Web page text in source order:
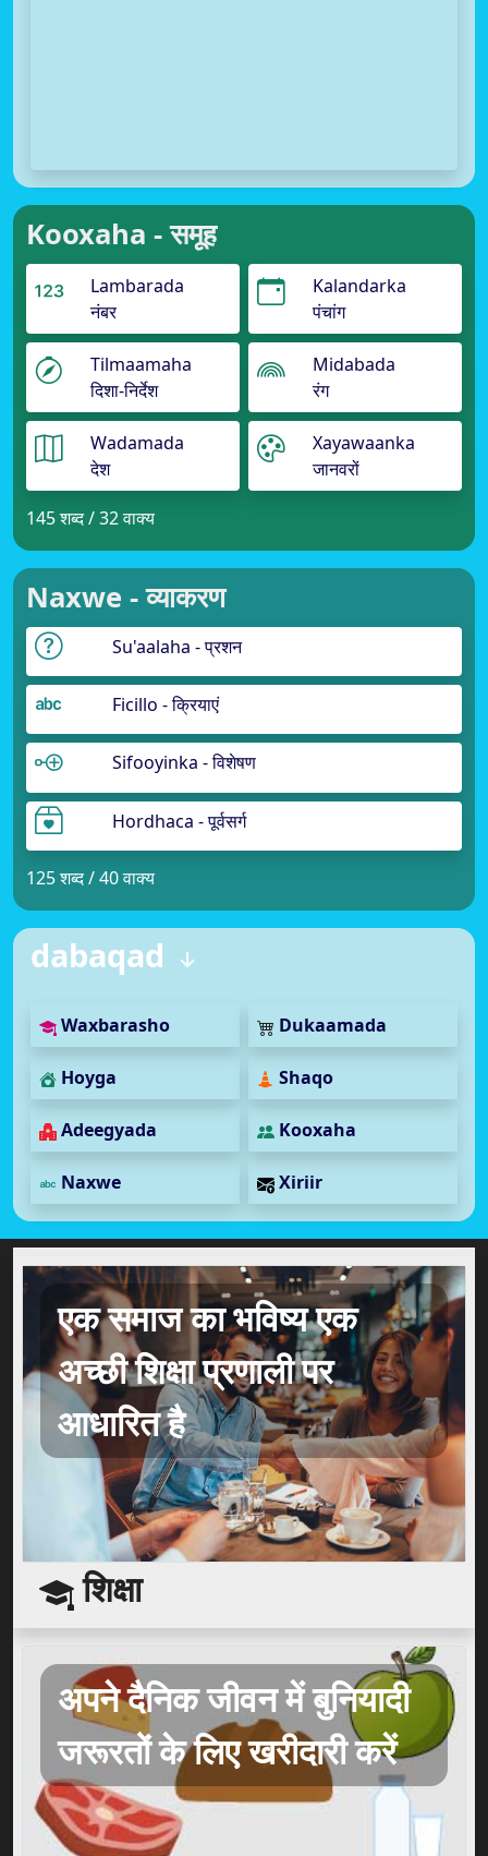
Kooxaha - समूह
Lambarada
नंबर
Kalandarka
पंचांग
Tilmaamaha
दिशा-निर्देश
Midabada
रंग
Wadamada
देश
Xayawaanka
जानवरों
145 शब्द / 32 वाक्य
Naxwe - व्याकरण
Su'aalaha - प्रशन
Ficillo - क्रियाएं
Sifooyinka - विशेषण
Hordhaca - पूर्वसर्ग
125 शब्द / 40 वाक्य
dabaqad
Waxbarasho Dukaamada
Hoyga Shaqo
Adeegyada Kooxaha
Naxwe Xiriir
एक समाज का भविष्य एक
अच्छी शिक्षा प्रणाली पर
आधारित है
शिक्षा
अपने दैनिक जीवन में बुनियादी
जरूरतों के लिए खरीदारी करें